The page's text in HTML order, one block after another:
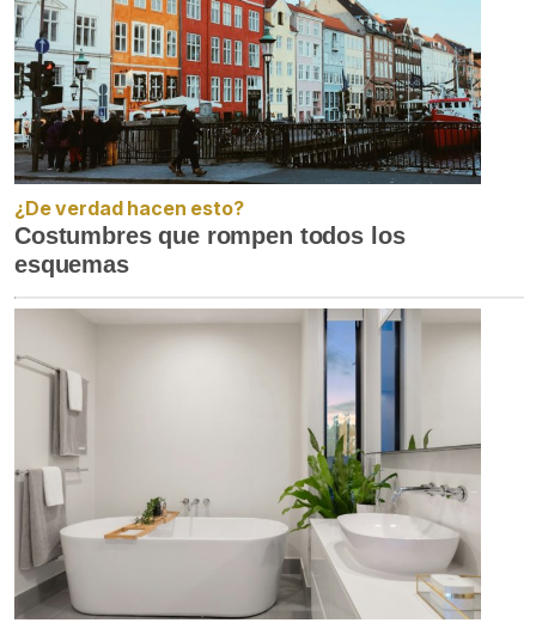
¿De verdad hacen esto?
Costumbres que rompen todos los
esquemas